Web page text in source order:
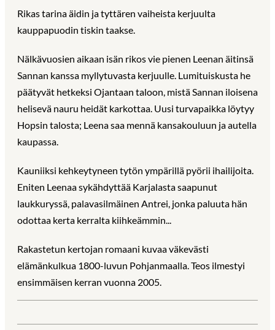
Rikas tarina äidin ja tyttären vaiheista kerjuulta
kauppapuodin tiskin taakse.
Nälkävuosien aikaan isän rikos vie pienen Leenan äitinsä
Sannan kanssa myllytuvasta kerjuulle. Lumituiskusta he
päätyvät hetkeksi Ojantaan taloon, mistä Sannan iloisena
helisevä nauru heidät karkottaa. Uusi turvapaikka löytyy
Hopsin talosta; Leena saa mennä kansakouluun ja autella
kaupassa.
Kauniiksi kehkeytyneen tytön ympärillä pyörii ihailijoita.
Eniten Leenaa sykähdyttää Karjalasta saapunut
laukkuryssä, palavasilmäinen Antrei, jonka paluuta hän
odottaa kerta kerralta kiihkeämmin...
Rakastetun kertojan romaani kuvaa väkevästi
elämänkulkua 1800-luvun Pohjanmaalla. Teos ilmestyi
ensimmäisen kerran vuonna 2005.